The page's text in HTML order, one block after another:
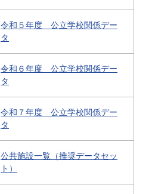
令和５年度 公立学校関係デー
タ
令和６年度 公立学校関係デー
タ
令和７年度 公立学校関係デー
タ
公共施設一覧（推奨データセッ
ト）